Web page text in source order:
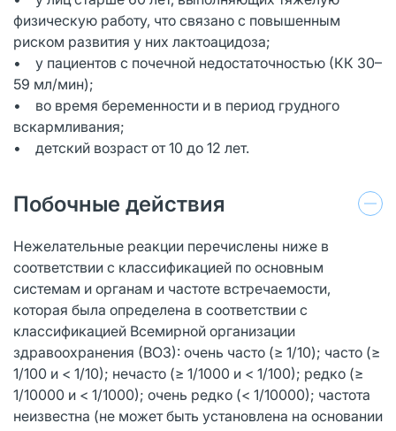
физическую работу, что связано с повышенным
риском развития у них лактоацидоза;
• у пациентов с почечной недостаточностью (КК 30–
59 мл/мин);
• во время беременности и в период грудного
вскармливания;
• детский возраст от 10 до 12 лет.
Побочные действия
Нежелательные реакции перечислены ниже в
соответствии с классификацией по основным
системам и органам и частоте встречаемости,
которая была определена в соответствии с
классификацией Всемирной организации
здравоохранения (ВОЗ): очень часто (≥ 1/10); часто (≥
1/100 и < 1/10); нечасто (≥ 1/1000 и < 1/100); редко (≥
1/10000 и < 1/1000); очень редко (< 1/10000); частота
неизвестна (не может быть установлена на основании